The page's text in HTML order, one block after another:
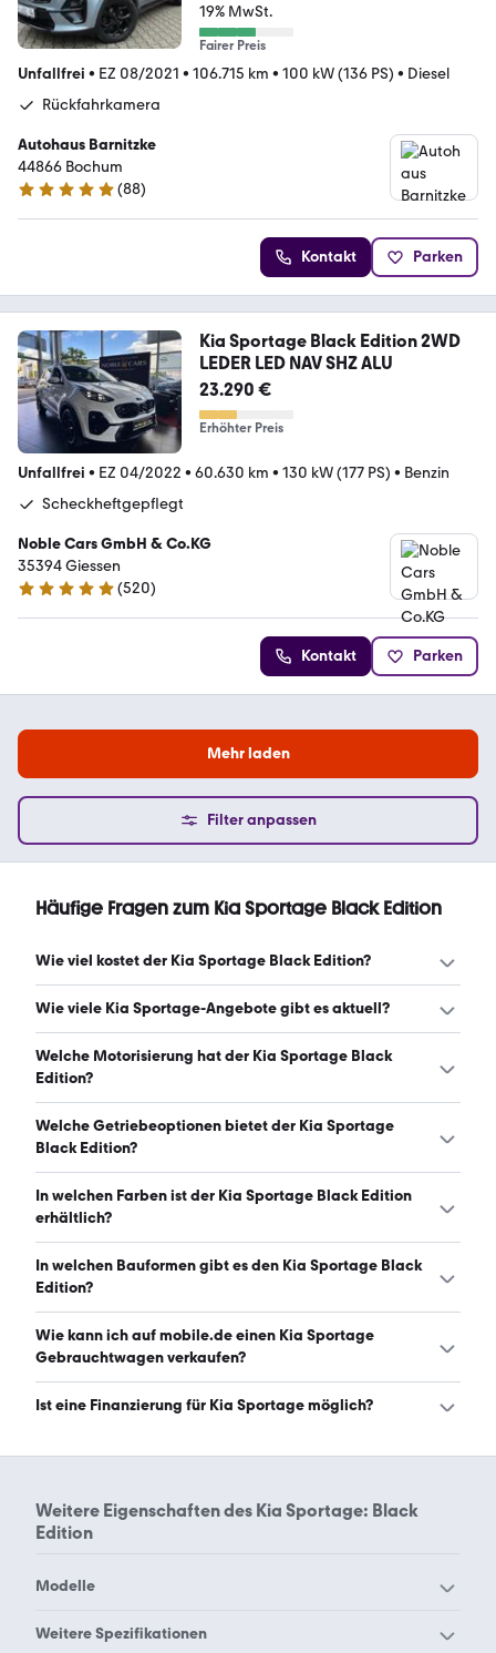
19% MwSt.
Fairer Preis
Unfallfrei • EZ 08/2021 • 106.715 km • 100 kW (136 PS) • Diesel
Rückfahrkamera
Autohaus Barnitzke
44866 Bochum
4.8 Sterne
(88)
Kontakt Parken
Kia Sportage Black Edition 2WD
LEDER LED NAV SHZ ALU
23.290 €
Erhöhter Preis
Unfallfrei • EZ 04/2022 • 60.630 km • 130 kW (177 PS) • Benzin
Scheckheftgepflegt
Noble Cars GmbH & Co.KG
35394 Giessen
4.9 Sterne
(520)
Kontakt Parken
Mehr laden
Filter anpassen
Häufige Fragen zum Kia Sportage Black Edition
Wie viel kostet der Kia Sportage Black Edition?
Ein guter Preis für einen Kia Sportage Black Edition liegt
starten ab 257 € monatlich. (Stand: 7.8.2026)
Wie viele Kia Sportage-Angebote gibt es aktuell?
Es gibt insgesamt 226 Kia Sportage bei mobile.de, davon
127 Gebraucht- und 99 Neuwagen. (Stand: 7.8.2026)
Welche Motorisierung hat der Kia Sportage Black
Edition?
Der Kia Sportage Black Edition hat Leistungen zwischen
136 und 179 PS. (Stand: 7.8.2026)
Welche Getriebeoptionen bietet der Kia Sportage
Black Edition?
Der Kia Sportage Black Edition ist mit automatischem und
manuellem Getriebe erhältlich. (Stand: 7.8.2026)
In welchen Farben ist der Kia Sportage Black Edition
erhältlich?
Den Kia Sportage Black Edition gibt es in folgenden
Farben: grau, schwarz, weiß, silber, blau und grün. Die
In welchen Bauformen gibt es den Kia Sportage Black
Edition?
Den Kia Sportage Black Edition gibt es in folgenden
Bauformen: SUV. (Stand: 7.8.2026)
Wie kann ich auf mobile.de einen Kia Sportage
Gebrauchtwagen verkaufen?
Alle Informationen zum Verkauf an mobile.de-
Ist eine Finanzierung für Kia Sportage möglich?
jeweiligen Angebotsseite berechnet werden.
Weitere Eigenschaften des Kia Sportage: Black
Edition
Modelle
Kia Carens
Weitere Spezifikationen